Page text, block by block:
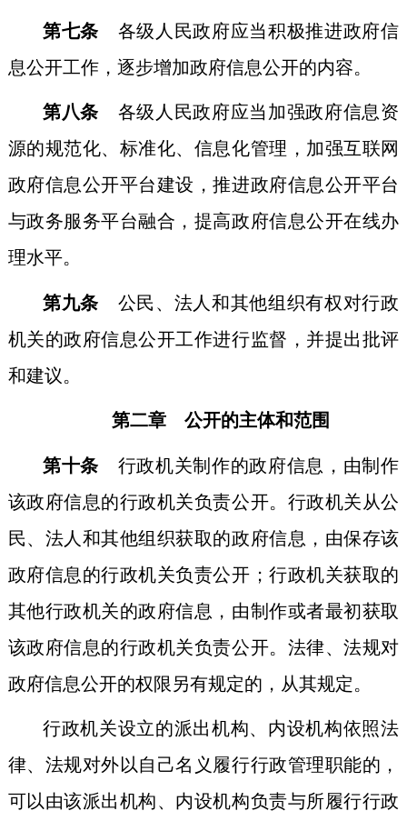
第七条 各级人民政府应当积极推进政府信
息公开工作，逐步增加政府信息公开的内容。
第八条 各级人民政府应当加强政府信息资
源的规范化、标准化、信息化管理，加强互联网
政府信息公开平台建设，推进政府信息公开平台
与政务服务平台融合，提高政府信息公开在线办
理水平。
第九条 公民、法人和其他组织有权对行政
机关的政府信息公开工作进行监督，并提出批评
和建议。
第二章 公开的主体和范围
第十条 行政机关制作的政府信息，由制作
该政府信息的行政机关负责公开。行政机关从公
民、法人和其他组织获取的政府信息，由保存该
政府信息的行政机关负责公开；行政机关获取的
其他行政机关的政府信息，由制作或者最初获取
该政府信息的行政机关负责公开。法律、法规对
政府信息公开的权限另有规定的，从其规定。
行政机关设立的派出机构、内设机构依照法
律、法规对外以自己名义履行行政管理职能的，
可以由该派出机构、内设机构负责与所履行行政